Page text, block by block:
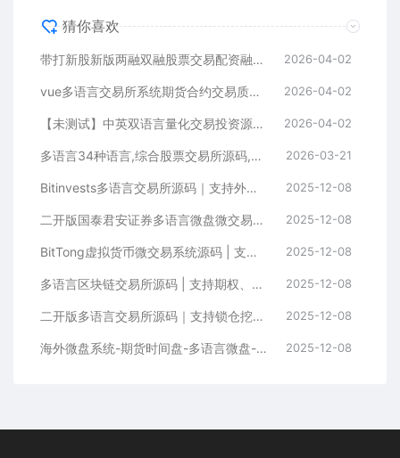
猜你喜欢
带打新股新版两融双融股票交易配资融资融券打新股美股港股 2026-04-02
vue多语言交易所系统期货合约交易质押生息盲盒挖矿跟单 2026-04-02
【未测试】中英双语言量化交易投资源码跟单搬砖区块链交易所源码前端uniapp纯源码+后端PHP 2026-04-02
多语言34种语言,综合股票交易所源码,可二开 2026-03-21
Bitinvests多语言交易所源码｜支持外汇美股期货、合约期权、现货C2C、平台币与AI理财的全功能数字资产交易平台（含Vue前端+PHP后端纯源码） 2025-12-08
二开版国泰君安证券多语言微盘微交易所系统源码 | HTML前端+PHP后端 2025-12-08
BitTong虚拟货币微交易系统源码 | 支持现货杠杆交易+K线控制+用户输赢管理+代理体系 2025-12-08
多语言区块链交易所源码 | 支持期权、币币交易、质押挖矿与新币申购 2025-12-08
二开版多语言交易所源码｜支持锁仓挖矿+元宇宙理财+秒合约+IEO认购功能 2025-12-08
海外微盘系统-期货时间盘-多语言微盘-前端uniapp 2025-12-08